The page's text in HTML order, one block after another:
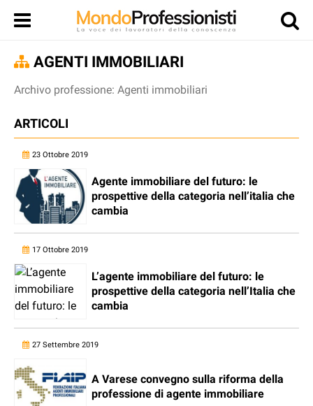
AGENTI IMMOBILIARI
Archivo professione: Agenti immobiliari
ARTICOLI
23 Ottobre 2019
Agente immobiliare del futuro: le
prospettive della categoria nell’italia che
cambia
17 Ottobre 2019
L’agente immobiliare del futuro: le
prospettive della categoria nell’Italia che
cambia
27 Settembre 2019
A Varese convegno sulla riforma della
professione di agente immobiliare